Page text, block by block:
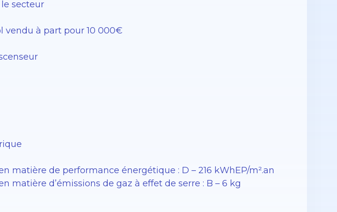
le secteur
vendu à part pour 10 000€
matière de performance énergétique : D – 216 kWhEP/m².an
matière d’émissions de gaz à effet de serre : B – 6 kg